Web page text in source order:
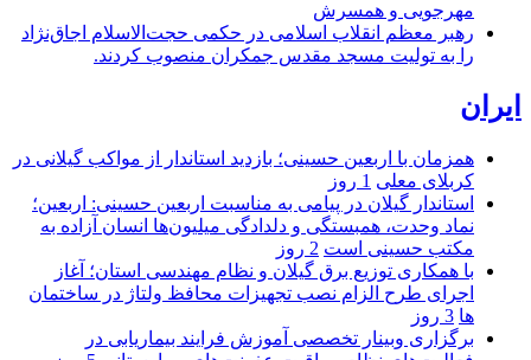
مهرجویی و همسرش
رهبر معظم انقلاب اسلامی در حکمی حجت‌الاسلام اجاق‌نژاد
را به تولیت مسجد مقدس جمکران منصوب کردند.
ایران
همزمان با اربعین حسینی؛ بازدید استاندار از مواکب گیلانی در
کربلای معلی 1 روز
استاندار گیلان در پیامی به مناسبت اربعین حسینی: اربعین؛
نماد وحدت، همبستگی و دلدادگی میلیون‌ها انسان آزاده به
مکتب حسینی است 2 روز
با همکاری توزیع برق گیلان و نظام مهندسی استان؛ آغاز
اجرای طرح الزام نصب تجهیزات محافظ ولتاژ در ساختمان
ها 3 روز
برگزاری وبینار تخصصی آموزش فرایند بیماریابی در